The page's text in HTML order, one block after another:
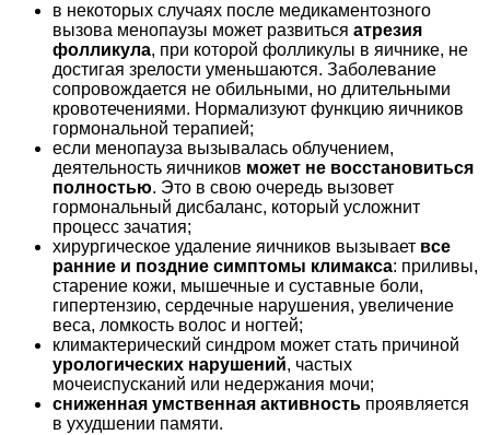
в некоторых случаях после медикаментозного
вызова менопаузы может развиться атрезия
фолликула, при которой фолликулы в яичнике, не
достигая зрелости уменьшаются. Заболевание
сопровождается не обильными, но длительными
кровотечениями. Нормализуют функцию яичников
гормональной терапией;
если менопауза вызывалась облучением,
деятельность яичников может не восстановиться
полностью. Это в свою очередь вызовет
гормональный дисбаланс, который усложнит
процесс зачатия;
хирургическое удаление яичников вызывает все
ранние и поздние симптомы климакса: приливы,
старение кожи, мышечные и суставные боли,
гипертензию, сердечные нарушения, увеличение
веса, ломкость волос и ногтей;
климактерический синдром может стать причиной
урологических нарушений, частых
мочеиспусканий или недержания мочи;
сниженная умственная активность проявляется
в ухудшении памяти.